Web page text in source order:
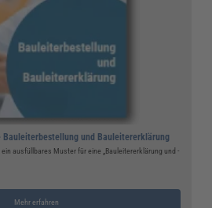
Bauleiterbestellung und Bauleitererklärung
ausfüllbares Muster für eine „Bauleitererklärung und -
Mehr erfahren